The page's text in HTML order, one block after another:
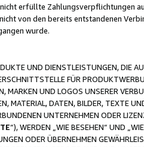
erfüllte Zahlungsverpflichtungen
von den bereits entstandenen
wurde.
UND DIENSTLEISTUNGEN, DIE
FÜR
UND LOGOS UNSERER
MATERIAL, DATEN, BILDER, TEXTE
UNTERNEHMEN ODER
“), WERDEN „WIE BESEHEN“ UND
ODER ÜBERNEHMEN